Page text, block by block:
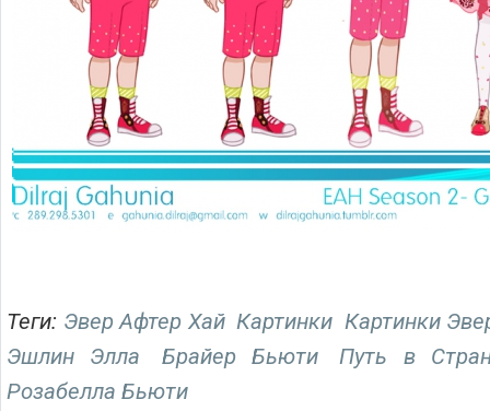
Теги: Эвер Афтер Хай Картинки Картинки
Эшлин Элла
Брайер Бьюти
Путь в
Розабелла Бьюти